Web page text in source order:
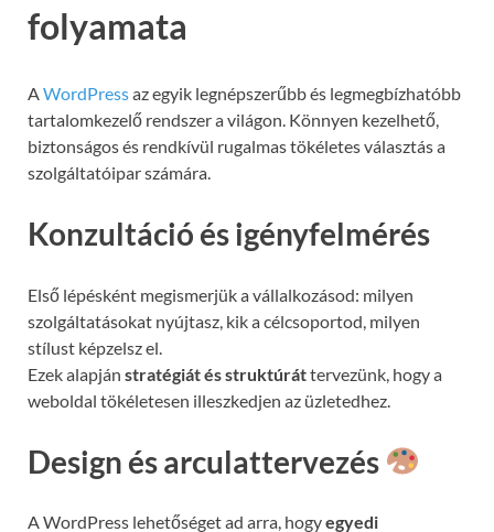
folyamata
AWordPressaz egyik legnépszerűbb és legmegbízhatóbb
tartalomkezelő rendszer a világon. Könnyen kezelhető,
biztonságos és rendkívül rugalmas tökéletes választás a
szolgáltatóipar számára.
Konzultáció és igényfelmérés
Első lépésként megismerjük a vállalkozásod: milyen
szolgáltatásokat nyújtasz, kik a célcsoportod, milyen
stílust képzelsz el.
Ezek alapján stratégiát és struktúráttervezünk, hogy a
weboldal tökéletesen illeszkedjen az üzletedhez.
Design és arculattervezés
A WordPress lehetőséget ad arra, hogyegyedi